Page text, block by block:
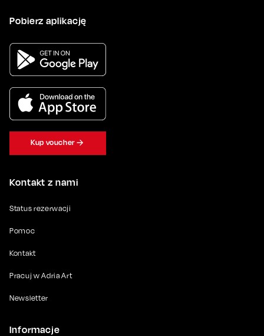
Kontakt z nami
Status rezerwacji
Pomoc
Kontakt
Pracuj w Adria Art
Newsletter
Informacje
Pobierz aplikację
Kup voucher